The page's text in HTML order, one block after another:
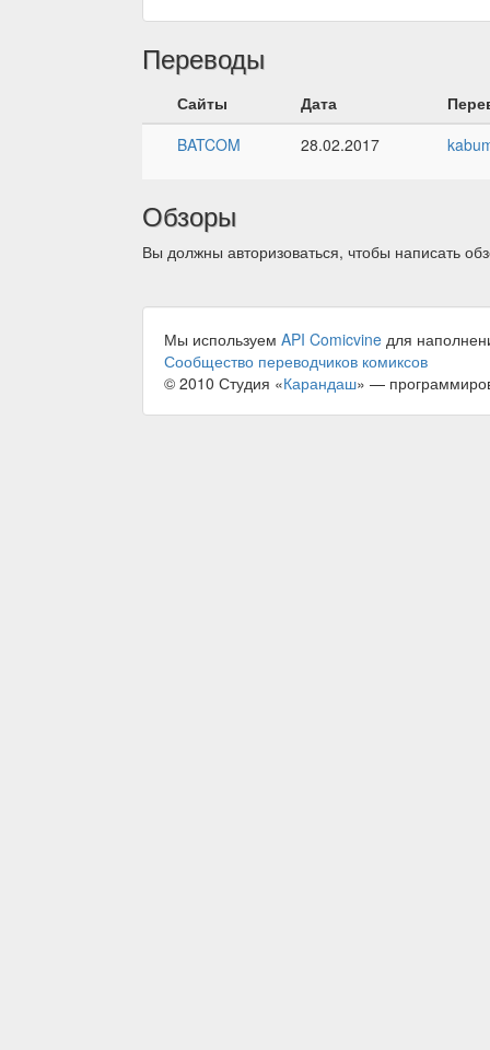
Переводы
Сайты Дата
BATCOM
28.02.2017
Обзоры
Вы должны авторизоваться, чтобы написать
Мы используем API Comicvine для
Сообщество переводчиков комиксов
© 2010 Студия «Карандаш» —